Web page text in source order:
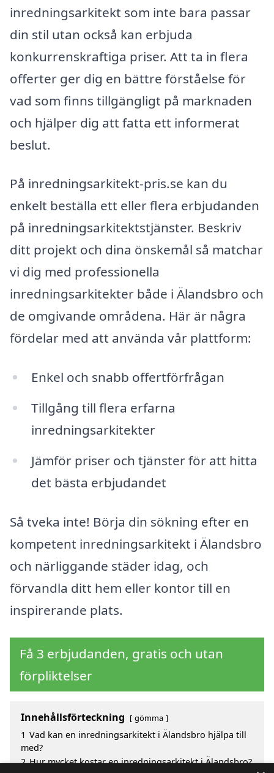
inredningsarkitekt som inte bara passar
din stil utan också kan erbjuda
konkurrenskraftiga priser. Att ta in flera
offerter ger dig en bättre förståelse för
vad som finns tillgängligt på marknaden
och hjälper dig att fatta ett informerat
beslut.
På inredningsarkitekt-pris.se kan du
enkelt beställa ett eller flera erbjudanden
på inredningsarkitektstjänster. Beskriv
ditt projekt och dina önskemål så matchar
vi dig med professionella
inredningsarkitekter både i Älandsbro och
de omgivande områdena. Här är några
fördelar med att använda vår plattform:
Enkel och snabb offertförfrågan
Tillgång till flera erfarna
inredningsarkitekter
Jämför priser och tjänster för att hitta
det bästa erbjudandet
Så tveka inte! Börja din sökning efter en
kompetent inredningsarkitekt i Älandsbro
och närliggande städer idag, och
förvandla ditt hem eller kontor till en
inspirerande plats.
Få 3 erbjudanden, gratis och utan
förpliktelser
Innehållsförteckning gömma
1 Vad kan en inredningsarkitekt i Älandsbro hjälpa till
med?
2 Hur mycket kostar en inredningsarkitekt i Älandsbro?